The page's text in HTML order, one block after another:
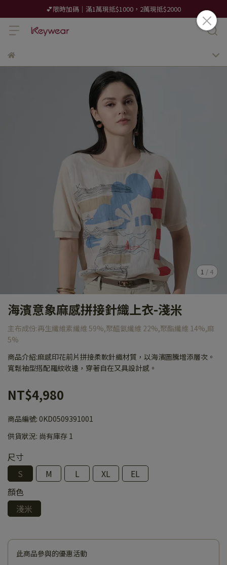
💕限時加碼｜滿1萬現抵$1000，2萬現抵$2000
1 / 4
海濱意象麻感拼接針織上衣-淺米
主布成份:再生纖維素纖維 59%,聚醯氨纖維 22%,聚酯纖維 14%,麻
5%
商品介紹:麻感印花前片拼接柔軟針織材質，以海濱圖騰增添層次。
寬鬆袖型搭配羅紋收邊，穿著自在又具設計感。
NT$4,980
商品編號: 0KD0509391001
供貨狀況: 尚有庫存 1
尺寸
S
M L XL
EL
顏色
淺米
此商品參與的優惠活動